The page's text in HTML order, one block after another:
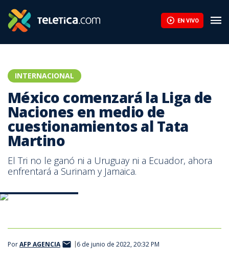
EN VIVO
INTERNACIONAL
México comenzará la Liga de
Naciones en medio de
cuestionamientos al Tata
Martino
El Tri no le ganó ni a Uruguay ni a Ecuador, ahora
enfrentará a Surinam y Jamaica.
PorAFP AGENCIA 6 de junio de 2022, 20:32 PM